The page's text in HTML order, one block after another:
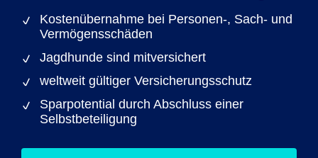
Kostenübernahme bei Personen-, Sach- und
Vermögensschäden
Jagdhunde sind mitversichert
weltweit gültiger Versicherungsschutz
Sparpotential durch Abschluss einer
Selbstbeteiligung